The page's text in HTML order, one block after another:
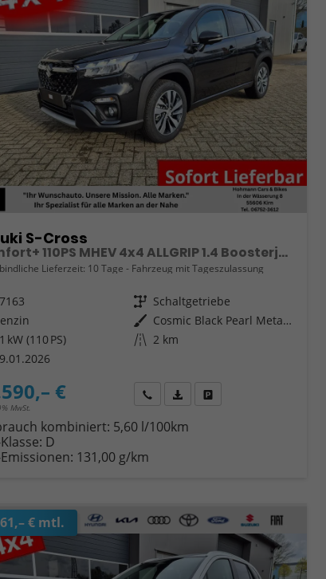
S-Cross
Comfort+ 110PS MHEV 4x4 ALLGRIP 1.4 Boosterjet Teilleder Navi Klimaautomatik Sitzheizung ACC PDC v+h 4x Kamera Suzuki-Radio Apple CarPlay Android Auto Touchscreen 2xKeyless 17-LM
Lieferzeit: 10 Tage Fahrzeug mit Tageszulassung
Getriebe Schaltgetriebe
Außenfarbe
Cosmic Black Pearl Metallic
kW (110 PS) Kilometerstand 2 km
€
MwSt.
Wir rufen Sie an
Fahrzeugexposé (PDF)
Fahrzeug parken
kombiniert: 5,60 l/100km
D
131,00 g/km
€ mtl.